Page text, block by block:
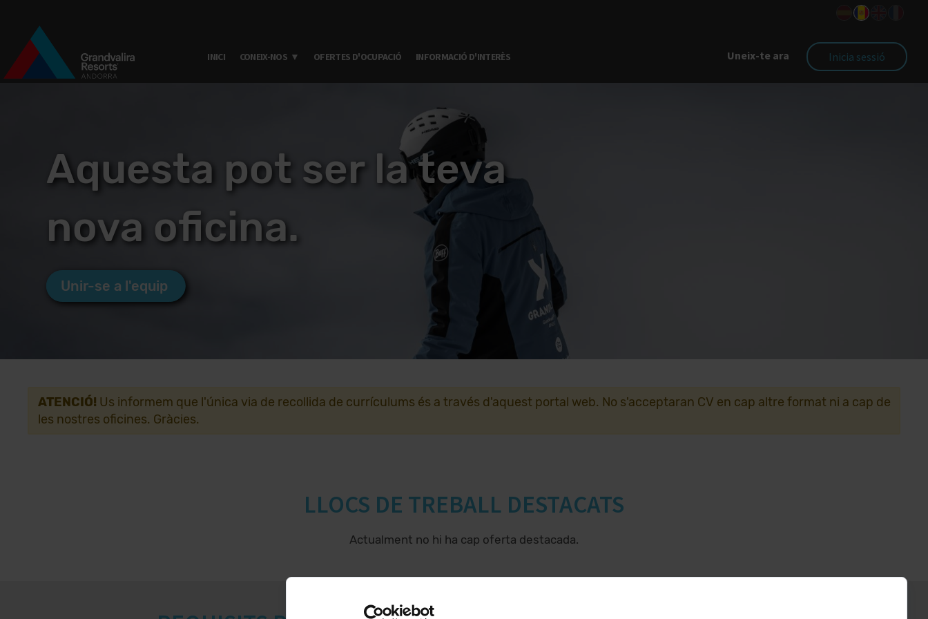
INICI CONEIX-NOS OFERTES D'OCUPACIÓ INFORMACIÓ D'INTERÈS Uneix-te ara Inicia sessió
Aquesta pot ser la teva
nova oficina.
Unir-se a l'equip
ATENCIÓ! Us informem que l'única via de recollida de currículums és a través d'aquest portal web. No s'acceptaran CV en cap altre format ni a cap de
les nostres oficines. Gràcies.
LLOCS DE TREBALL DESTACATS
Actualment no hi ha cap oferta destacada.